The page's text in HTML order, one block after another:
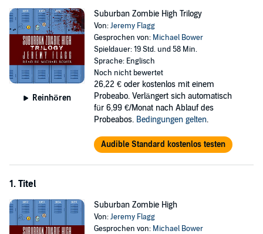
cafeteria lunches - an infection that turns students into zombies
scouring the halls for survivors.
A group of unlikely companions; an artistic goth, star-athlete jock,
disgruntled loner, would-be marine, sassy cheerleader, and angry
Asian, must fend off the living dead. As they fight through locker
rooms and dance their way across the theater, they will find
surviving zombies is more complicated than puberty.
Will they be able to put aside their differences to fend off the zombie
apocalypse before the infection reaches beyond the walls of their
Suburban Zombie High Trilogyincludes three fast-paced zombie
novels and three unreleased short stories. If you’re a fan of zombies,
corporate conspiracies, and overly dramatic teens, then you’ll love
Buy the box set today and watch average teenagers transform into
zombie slayers!
Reinhören
Suburban Zombie High Trilogy
Von:Jeremy Flagg
Gesprochen von: Michael Bower
Spieldauer: 19 Std. und 58 Min.
Sprache: Englisch
Noch nicht bewertet
26,22 € oder kostenlos mit einem
Probeabo. Verlängert sich automatisch
für 6,99 €/Monat nach Ablauf des
Probeabos. Bedingungen gelten.
Audible Standard kostenlos testen
1. Titel
Suburban Zombie High
Von:Jeremy Flagg
Gesprochen von: Michael Bower